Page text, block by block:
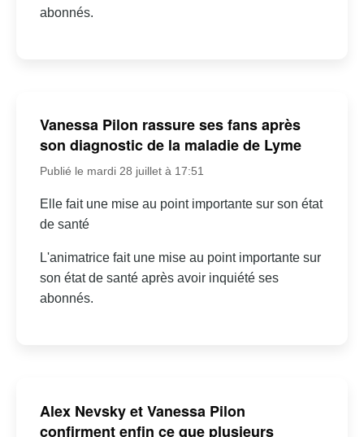
abonnés.
Vanessa Pilon rassure ses fans après
son diagnostic de la maladie de Lyme
Publié le mardi 28 juillet à 17:51
Elle fait une mise au point importante sur son état
de santé
L'animatrice fait une mise au point importante sur
son état de santé après avoir inquiété ses
abonnés.
Alex Nevsky et Vanessa Pilon
confirment enfin ce que plusieurs